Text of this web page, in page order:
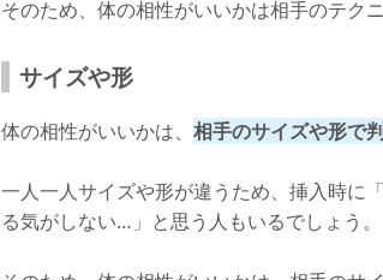
そのため、体の相性がいいかは相手のテク
サイズや形
体の相性がいいかは、 相手のサイズや形で
一人一人サイズや形が違うため、挿入時に
る気がしない…」と思う人もいるでしょう。